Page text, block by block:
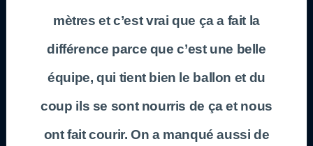
mètres et c’est vrai que ça a fait la
différence parce que c’est une belle
équipe, qui tient bien le ballon et du
coup ils se sont nourris de ça et nous
ont fait courir. On a manqué aussi de